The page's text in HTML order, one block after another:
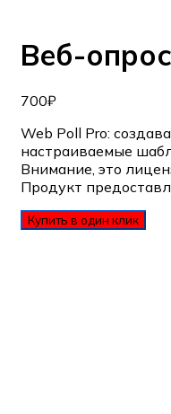
Веб-
700₽
Web Poll Pro:
настраиваемые
Внимание, это
Продукт
Купить в один клик